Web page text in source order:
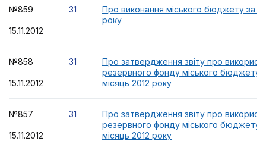
№859
15.11.2012
31
Про виконання міського бюджету за 9
року
№858
15.11.2012
31
Про затвердження звіту про
резервного фонду міського бюджету
місяць 2012 року
№857
15.11.2012
31
Про затвердження звіту про
резервного фонду міського бюджету
місяць 2012 року